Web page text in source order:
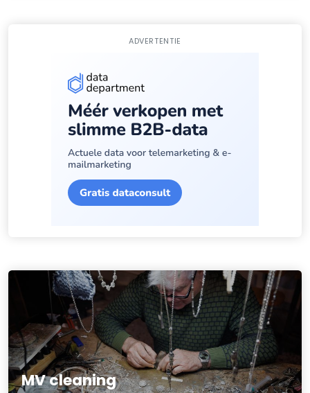
ADVERTENTIE
MV cleaning